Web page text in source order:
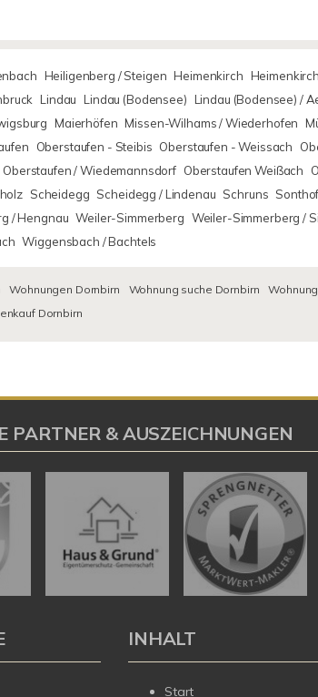
Heiligenberg / Steigen Heimenkirch
Lindau Lindau (Bodensee) Lindau (Bodensee) /
Maierhöfen Missen-Wilhams / Wiederhofen
Oberstaufen - Steibis Oberstaufen - Weissach
Oberstaufen / Wiedemannsdorf Oberstaufen Weißach
Scheidegg Scheidegg / Lindenau Schruns
/ Hengnau Weiler-Simmerberg Weiler-Simmerberg /
Wiggensbach / Bachtels
Wohnungen Dornbirn Wohnung suche Dornbirn
Dornbirn
PARTNER & AUSZEICHNUNGEN
INHALT
Start